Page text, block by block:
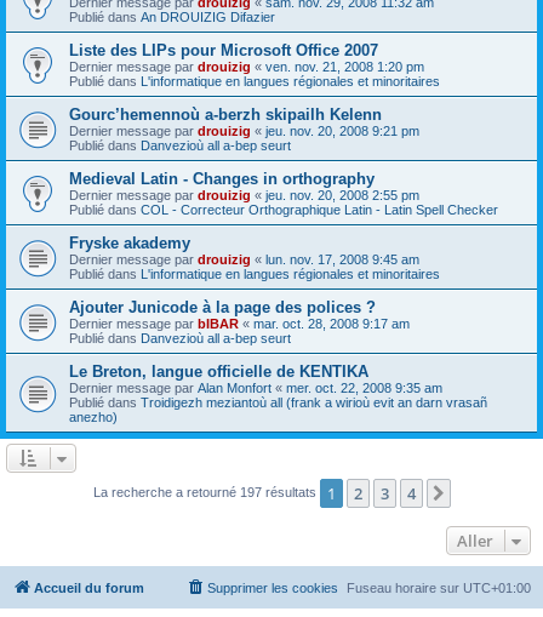
Publié dans An DROUIZIG Difazier
Liste des LIPs pour Microsoft Office 2007
Dernier message par drouizig « ven. nov. 21, 2008 1:20 pm
Publié dans L'informatique en langues régionales et minoritaires
Gourc’hemennoù a-berzh skipailh Kelenn
Dernier message par drouizig « jeu. nov. 20, 2008 9:21 pm
Publié dans Danvezioù all a-bep seurt
Medieval Latin - Changes in orthography
Dernier message par drouizig « jeu. nov. 20, 2008 2:55 pm
Publié dans COL - Correcteur Orthographique Latin - Latin Spell Checker
Fryske akademy
Dernier message par drouizig « lun. nov. 17, 2008 9:45 am
Publié dans L'informatique en langues régionales et minoritaires
Ajouter Junicode à la page des polices ?
Dernier message par bIBAR « mar. oct. 28, 2008 9:17 am
Publié dans Danvezioù all a-bep seurt
Le Breton, langue officielle de KENTIKA
Dernier message par Alan Monfort « mer. oct. 22, 2008 9:35 am
Publié dans Troidigezh meziantoù all (frank a wirioù evit an darn vrasañ
anezho)
La recherche a retourné 197 résultats 1 2 3 4
Aller
Accueil du forum Fuseau horaire sur UTC+01:00
Supprimer les cookies